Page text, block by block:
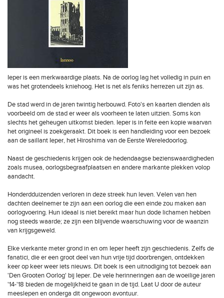
Ieper is een merkwaardige plaats. Na de oorlog lag het volledig in puin en
was het grotendeels kniehoog. Het is net als feniks herrezen uit zijn as.
De stad werd in de jaren twintig herbouwd. Foto's en kaarten dienden als
voorbeeld om de stad er weer als voorheen te laten uitzien. Soms kon
slechts het geheugen uitkomst bieden. Ieper is in feite een kopie waarvan
het origineel is zoekgeraakt. Dit boek is een handleiding voor een bezoek
aan de saillant Ieper, het Hiroshima van de Eerste Wereledoorlog.
Naast de geschiedenis krijgen ook de hedendaagse bezienswaardigheden
zoals musea, oorlogsbegraafplaatsen en andere markante plekken volop
aandacht.
Honderdduizenden verloren in deze streek hun leven. Velen van hen
dachten deelnemer te zijn aan een oorlog die een einde zou maken aan
oorlogvoering. Hun ideaal is niet bereikt maar hun dode lichamen hebben
nog steeds waarde; ze zijn een blijvende waarschuwing voor de waanzin
van krijgsgeweld.
Elke vierkante meter grond in en om Ieper heeft zijn geschiedenis. Zelfs de
fanatici, die er een groot deel van hun vrije tijd doorbrengen, ontdekken
keer op keer weer iets nieuws. Dit boek is een uitnodiging tot bezoek aan
'Den Grooten Oorlog' bij Ieper. De vele herinneringen aan de woeilige jaren
'14-'18 bieden de mogelijkheid te gaan in de tijd. Laat U door de auteur
meeslepen en onderga dit ongewoon avontuur.